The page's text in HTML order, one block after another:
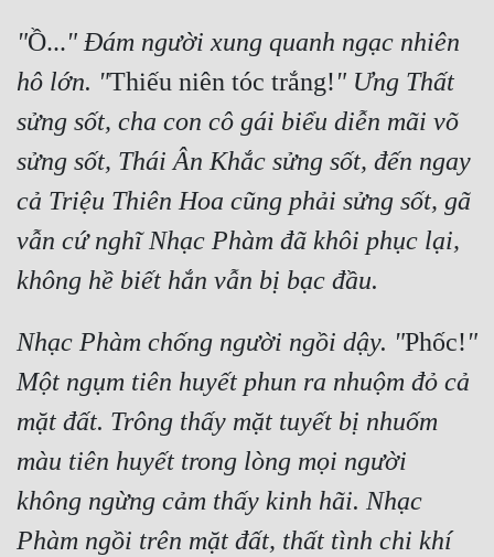
"Ồ..." Đám người xung quanh ngạc nhiên
hô lớn. "Thiếu niên tóc trắng!" Ưng Thất
sửng sốt, cha con cô gái biểu diễn mãi võ
sửng sốt, Thái Ân Khắc sửng sốt, đến ngay
cả Triệu Thiên Hoa cũng phải sửng sốt, gã
vẫn cứ nghĩ Nhạc Phàm đã khôi phục lại,
không hề biết hắn vẫn bị bạc đầu.
Nhạc Phàm chống người ngồi dậy. "Phốc!"
Một ngụm tiên huyết phun ra nhuộm đỏ cả
mặt đất. Trông thấy mặt tuyết bị nhuốm
màu tiên huyết trong lòng mọi người
không ngừng cảm thấy kinh hãi. Nhạc
Phàm ngồi trên mặt đất, thất tình chi khí